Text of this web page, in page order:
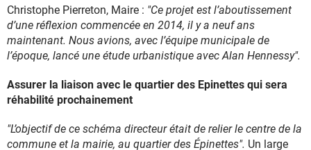
Christophe Pierreton, Maire : "Ce projet est l’aboutissement
d’une réflexion commencée en 2014, il y a neuf ans
maintenant. Nous avions, avec l’équipe municipale de
l’époque, lancé une étude urbanistique avec Alan Hennessy".
Assurer la liaison avec le quartier des Epinettes qui sera
réhabilité prochainement
"L’objectif de ce schéma directeur était de relier le centre de la
commune et la mairie, au quartier des Épinettes". Un large